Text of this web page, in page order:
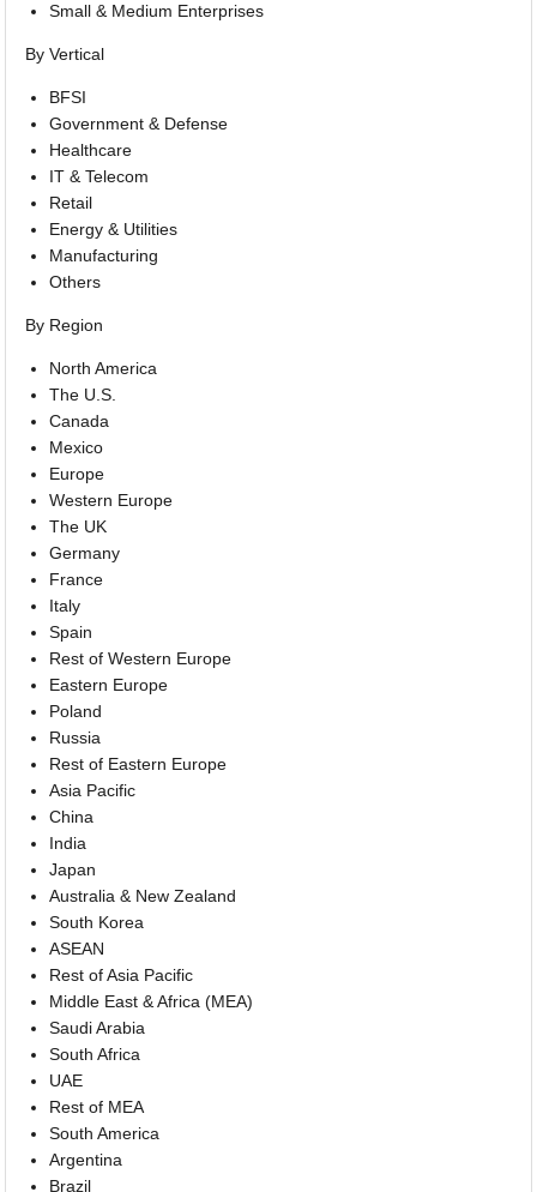
Small & Medium Enterprises
By Vertical
BFSI
Government & Defense
Healthcare
IT & Telecom
Retail
Energy & Utilities
Manufacturing
Others
By Region
North America
The U.S.
Canada
Mexico
Europe
Western Europe
The UK
Germany
France
Italy
Spain
Rest of Western Europe
Eastern Europe
Poland
Russia
Rest of Eastern Europe
Asia Pacific
China
India
Japan
Australia & New Zealand
South Korea
ASEAN
Rest of Asia Pacific
Middle East & Africa (MEA)
Saudi Arabia
South Africa
UAE
Rest of MEA
South America
Argentina
Brazil